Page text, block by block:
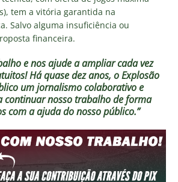
tem a vitória garantida na
Salvo alguma insuficiência ou
financeira.
e nos ajude a ampliar cada vez
Há quase dez anos, o Explosão
um jornalismo colaborativo e
continuar nosso trabalho de forma
com a ajuda do nosso público.”